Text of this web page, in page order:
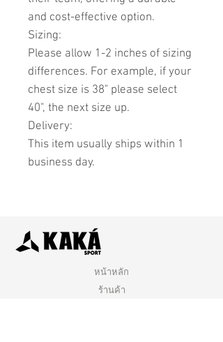
and cost-effective option.
Sizing:
Please allow 1-2 inches of sizing
differences. For example, if your
chest size is 38" please select
40", the next size up.
Delivery:
This item usually ships within 1
business day.
หน้าหลัก
ร้านค้า